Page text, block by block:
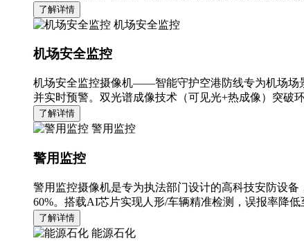
了解详情
机场安全监控
机场安全监控
机场安全监控摄像机——智能守护空港防线专为机场场
并实时预警。双光谱成像技术（可见光+热成像）突破
了解详情
警用监控
警用监控
警用监控摄像机是专为执法部门设计的高科技安防设
60%。搭载AI芯片实现人形/车辆精准检测，误报率降
了解详情
能源石化